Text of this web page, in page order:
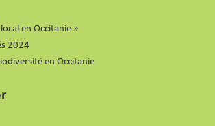
en Occitanie »
2024
en Occitanie